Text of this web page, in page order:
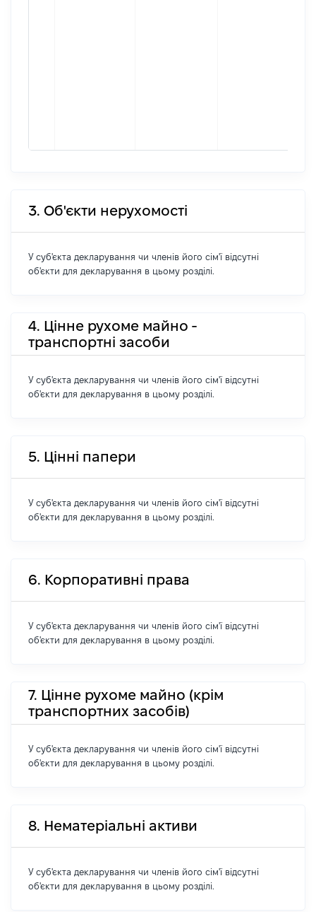
3. Об'єкти нерухомості
У суб'єкта декларування чи членів його сім'ї відсутні
об'єкти для декларування в цьому розділі.
4. Цінне рухоме майно -
транспортні засоби
У суб'єкта декларування чи членів його сім'ї відсутні
об'єкти для декларування в цьому розділі.
5. Цінні папери
У суб'єкта декларування чи членів його сім'ї відсутні
об'єкти для декларування в цьому розділі.
6. Корпоративні права
У суб'єкта декларування чи членів його сім'ї відсутні
об'єкти для декларування в цьому розділі.
7. Цінне рухоме майно (крім
транспортних засобів)
У суб'єкта декларування чи членів його сім'ї відсутні
об'єкти для декларування в цьому розділі.
8. Нематеріальні активи
У суб'єкта декларування чи членів його сім'ї відсутні
об'єкти для декларування в цьому розділі.